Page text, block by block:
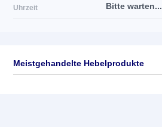
Bitte warten...
Uhrzeit
Meistgehandelte Hebelprodukte